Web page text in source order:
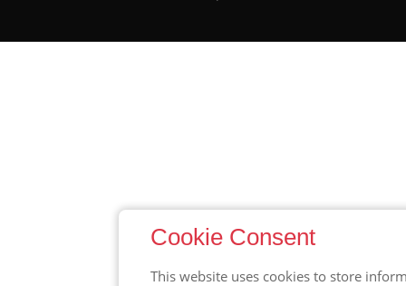
Cookie Consent
This website uses cookies to store